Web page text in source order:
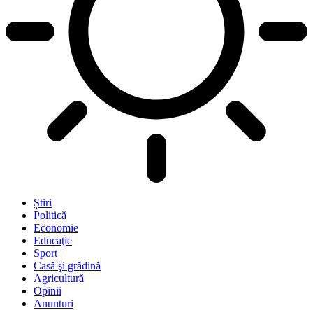
Știri
Politică
Economie
Educaţie
Sport
Casă şi grădină
Agricultură
Opinii
Anunturi